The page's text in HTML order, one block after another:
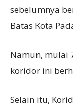
sebelumnya
Batas Kota
Namun, mulai
koridor ini
Selain itu,